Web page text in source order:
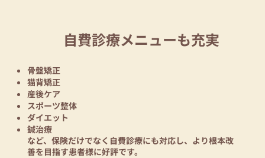
自費診療メニューも充実
骨盤矯正
猫背矯正
産後ケア
スポーツ整体
ダイエット
鍼治療
など、保険だけでなく自費診療にも対応し、より根本改
善を目指す患者様に好評です。